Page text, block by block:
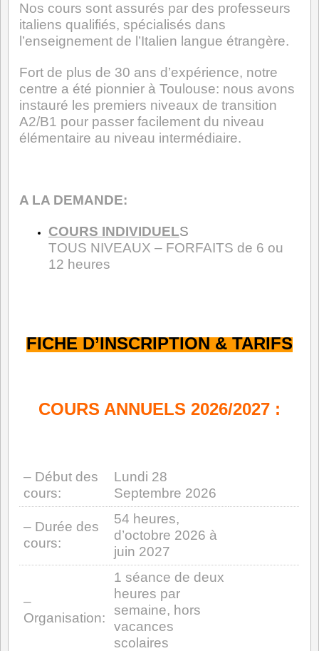
Nos cours sont assurés par des professeurs
italiens qualifiés, spécialisés dans
l’enseignement de l’Italien langue étrangère.
Fort de plus de 30 ans d’expérience, notre
centre a été pionnier à Toulouse: nous avons
instauré les premiers niveaux de transition
A2/B1 pour passer facilement du niveau
élémentaire au niveau intermédiaire.
A LA DEMANDE:
COURS INDIVIDUELS
TOUS NIVEAUX – FORFAITS de 6 ou
12 heures
FICHE D’INSCRIPTION & TARIFS
COURS ANNUELS 2026/2027 :
– Début des
cours:
Lundi 28
Septembre 2026
– Durée des
cours:
54 heures,
d’octobre 2026 à
juin 2027
–
Organisation:
1 séance de deux
heures par
semaine, hors
vacances
scolaires